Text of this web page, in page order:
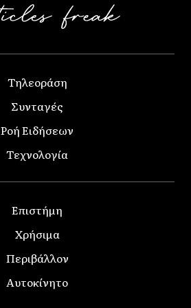
Τηλεοράση
Συνταγές
Ροή Ειδήσεων
Τεχνολογία
Επιστήμη
Χρήσιμα
Περιβάλλον
Αυτοκίνητο